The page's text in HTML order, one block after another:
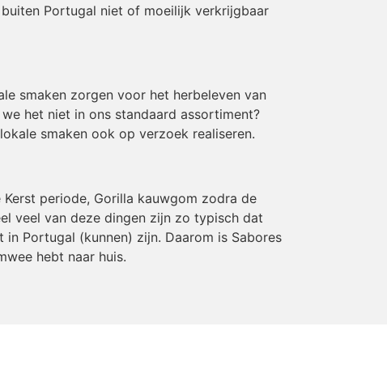
Portugal niet of moeilijk verkrijgbaar
smaken zorgen voor het herbeleven van
het niet in ons standaard assortiment?
smaken ook op verzoek realiseren.
periode, Gorilla kauwgom zodra de
veel van deze dingen zijn zo typisch dat
Portugal (kunnen) zijn. Daarom is Sabores
hebt naar huis.